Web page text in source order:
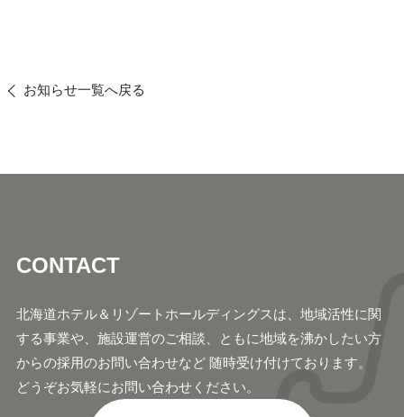
お知らせ一覧へ戻る
CONTACT
北海道ホテル＆リゾートホールディングスは、地域活性に関
する事業や、施設運営のご相談、ともに地域を沸かしたい方
からの採用のお問い合わせなど 随時受け付けております。
どうぞお気軽にお問い合わせください。